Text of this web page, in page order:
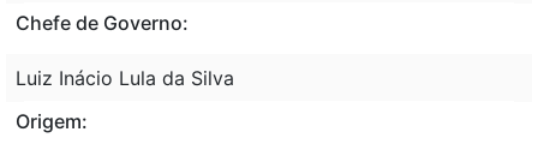
Chefe de Governo:
Luiz Inácio Lula da Silva
Origem: